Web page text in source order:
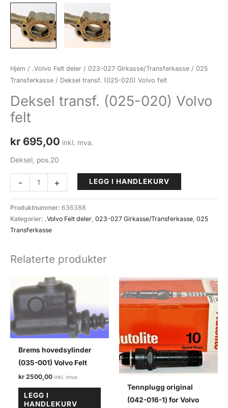
Hjem / .Volvo Felt deler / 023-027 Girkasse/Transferkasse / 025
Transferkasse / Deksel transf. (025-020) Volvo felt
Deksel transf. (025-020) Volvo
felt
kr 695,00 inkl. mva.
Deksel, pos.20
-
transf.
(025-
020)
Volvo
antall
+ LEGG I HANDLEKURV
Produktnummer: 636388
Kategorier: .Volvo Felt deler, 023-027 Girkasse/Transferkasse, 025
Transferkasse
Relaterte produkter
Brems hovedsylinder
(035-001) Volvo Felt
kr 2500,00
LEGG I
HANDLEKURV
Tennplugg original
(042-016-1) for Volvo